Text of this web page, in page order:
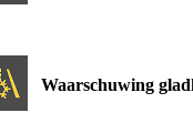
Waarschuwing